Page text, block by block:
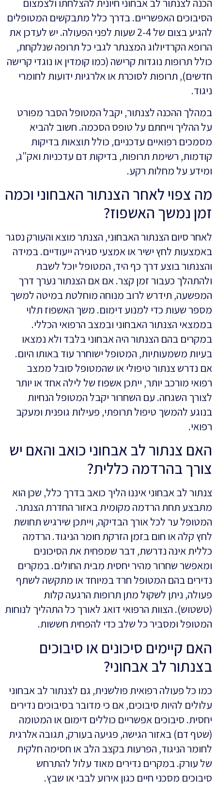
הכנה לצנתור לב אבחוני חיונית להצלחתו ולצמצום
הסיבוכים האפשריים. בדרך כלל מתבקשים המטופלים
להגיע בצום של 2-4 שעות לפני הפעולה. יש לעדכן את
הרופא הקרדיולוג המצנתר לגבי כל תרופה שנלקחת,
כולל תרופות נוגדות קרישה (כמו קומדין או נוגדי קרישה
חדשים), תרופות לסוכרת או אלרגיות ידועות לחומרי
ניגוד.
במהלך ההכנה לצנתור, יקבל המטופל הסבר מפורט
על ההליך וייחתם על טופס הסכמה. חשוב להביא
מסמכים רפואיים עדכניים, כולל תוצאות בדיקות
קודמות, רשימת תרופות, בדיקות דם עדכניות ואק"ג,
ומידע על מחלות רקע.
מה צפוי לאחר הצנתור האבחוני וכמה
זמן נמשך האשפוז?
לאחר סיום הצנתור האבחוני, הצנתר מוצא והעורק נסגר
באמצעות לחץ ישיר או אמצעי סגירה ייעודיים. במידה
והצנתור בוצע דרך כף היד, המטופל יוכל לשבת
ולהתהלך כעבור זמן קצר. אם אם הצנתור נערך דרך
המפשעה, תידרש לרוב מנוחה מוחלטת במיטה למשך
מספר שעות כדי למנוע דימום. משך האשפוז תלוי
בממצאי הצנתור האבחוני ובמצב הרפואי הכללי.
במקרים בהם הצנתור היה אבחוני בלבד ולא נמצאו
בעיות משמעותיות, המטופל ישוחרר עוד באותו היום.
אם נדרש צנתור טיפולי או שהמטופל סובל ממצב
רפואי מורכב יותר, ייתכן אשפוז של לילה אחד או יותר
לצורך השגחה. עם השחרור יקבל המטופל הנחיות
בנוגע להמשך טיפול תרופתי, פעילות גופנית ומעקב
רפואי.
האם צנתור לב אבחוני כואב והאם יש
צורך בהרדמה כללית?
צנתור לב אבחוני איננו הליך כואב בדרך כלל, שכן הוא
מתבצע תחת הרדמה מקומית באזור החדרת הצנתר.
המטופל ער לכל אורך הבדיקה, וייתכן שירגיש תחושת
לחץ קלה או חום בזמן הזרקת חומר הניגוד. הרדמה
כללית אינה נדרשת, דבר שמפחית את הסיכונים
ומאפשר שחרור מהיר יחסית מבית החולים. במקרים
נדירים בהם המטופל חרד במיוחד או מתקשה לשתף
פעולה, ניתן לשקול מתן תרופות הרגעה קלות
(טשטוש). הצוות הרפואי דואג לאורך כל התהליך לנוחות
המטופל ומסביר כל שלב כדי להפחית חששות.
האם קיימים סיכונים או סיבוכים
בצנתור לב אבחוני?
כמו כל פעולה רפואית פולשנית, גם לצנתור לב אבחוני
עלולים להיות סיבוכים, אם כי מדובר בסיבוכים נדירים
יחסית. סיבוכים אפשריים כוללים דימום או המטומה
(שטף דם) באזור הגישה, פגיעה בעורק, תגובה אלרגית
לחומר הניגוד, הפרעות בקצב הלב או חסימה חלקית
של עורק. במקרים נדירים מאוד עלול להתרחש
סיבוכים מסכני חיים כגון אירוע לבבי או שבץ.